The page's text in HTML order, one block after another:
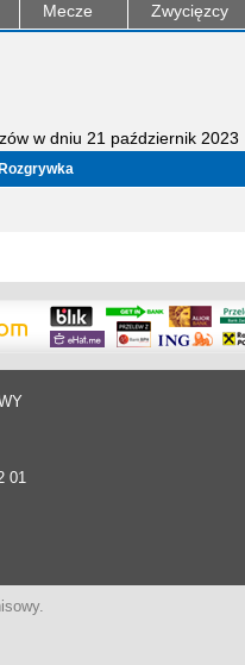
Mecze Zwycięzcy
w dniu 21 październik 2023
Rozgrywka
01